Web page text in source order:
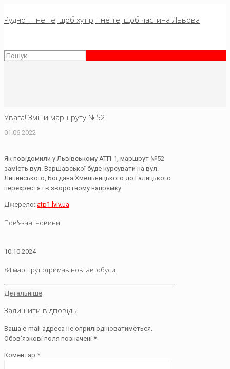
Рудно - і не те, щоб хутір, і не те, щоб частина Львова
Увага! Зміни маршруту №52
01.06.2022
Як повідомили у Львівському АТП-1, маршрут №52
замість вул. Варшавської буде курсувати на вул.
Липинського, Богдана Хмельницького до Галицького
перехрестя і в зворотному напрямку.
Джерело: atp1.lviv.ua
Пов'язані новини
10.10.2024
84 маршрут отримав нові автобуси
Детальніше
Залишити відповідь
Ваша e-mail адреса не оприлюднюватиметься.
Обов’язкові поля позначені *
Коментар *